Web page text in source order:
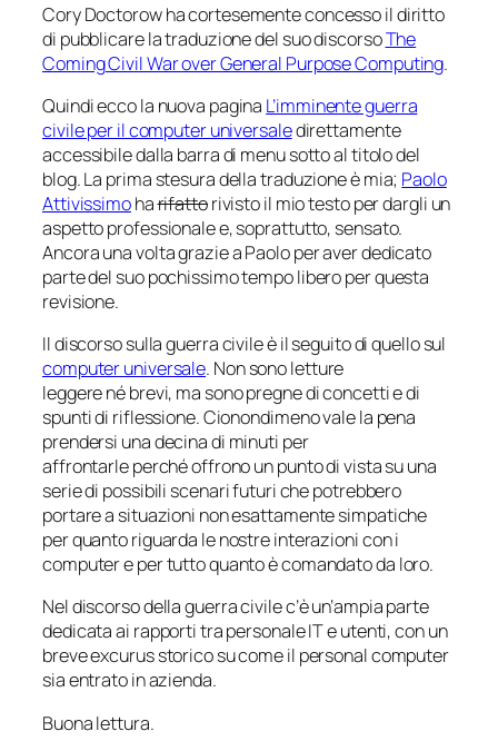
Cory Doctorow ha cortesemente concesso il diritto
di pubblicare la traduzione del suo discorsoThe
Coming Civil War over General Purpose Computing.
Quindi ecco la nuova pagina L’imminente guerra
civile per il computer universaledirettamente
accessibile dalla barra di menu sotto al titolo del
blog. La prima stesura della traduzione è mia; Paolo
Attivissimoharifattorivisto il mio testo per dargli un
aspetto professionale e, soprattutto, sensato.
Ancora una volta grazie a Paolo per aver dedicato
parte del suo pochissimo tempo libero per questa
revisione.
Il discorso sullaguerra civileè il seguito di quello sul
computer universale. Non sono letture
leggere né brevi, ma sono pregne di concetti e di
spunti di riflessione. Cionondimeno vale la pena
prendersi una decina di minuti per
affrontarle perché offrono un punto di vista su una
serie di possibili scenari futuri che potrebbero
portare a situazioni non esattamente simpatiche
per quanto riguarda le nostre interazioni con i
computer e per tutto quanto è comandato da loro.
Nel discorso dellaguerra civilec’è un’ampia parte
dedicata ai rapporti tra personale IT e utenti, con un
breve excurus storico su come il personal computer
sia entrato in azienda.
Buona lettura.